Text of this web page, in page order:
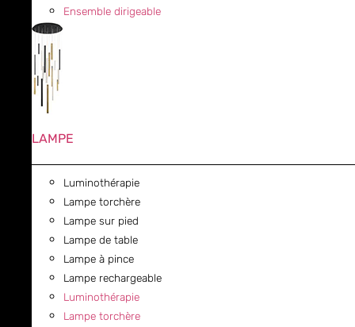
Ensemble dirigeable
LAMPE
Luminothérapie
Lampe torchère
Lampe sur pied
Lampe de table
Lampe à pince
Lampe rechargeable
Luminothérapie
Lampe torchère